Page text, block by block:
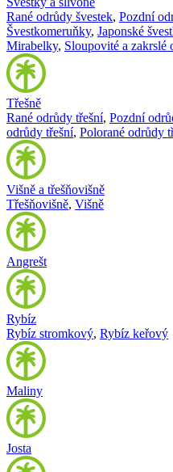
Rané odrůdy švestek, Pozdní
Švestkomeruňky, Japonské
Mirabelky, Sloupovité a zakrslé
Třešně
Rané odrůdy třešní, Pozdní
odrůdy třešní, Polorané odrůdy
Višně a třešňovišně
Třešňovišně, Višně
Angrešt
Rybíz
Rybíz stromkový, Rybíz keřový
Maliny
Josta